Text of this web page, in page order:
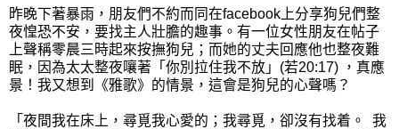
昨晚下著暴雨，朋友們不約而同在facebook上分享狗兒們整
夜惶恐不安，要找主人壯膽的趣事。有一位女性朋友在帖子
上聲稱零晨三時起來按撫狗兒；而她的丈夫回應他也整夜難
眠，因為太太整夜嚷著「你別拉住我不放」(若20:17) ，真應
景！我又想到《雅歌》的情景，這會是狗兒的心聲嗎？
「夜間我在床上，尋覓我心愛的；我尋覓，卻沒有找着。 我